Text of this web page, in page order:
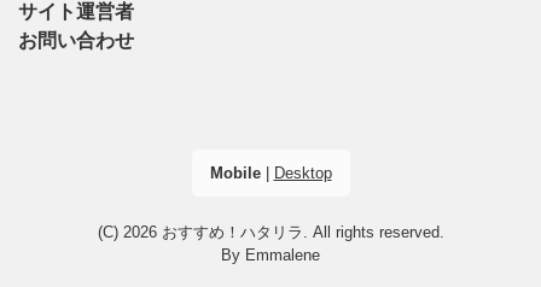
サイト運営者
お問い合わせ
Mobile| Desktop
(C) 2026 おすすめ！ハタリラ . All rights reserved.
By Emmalene